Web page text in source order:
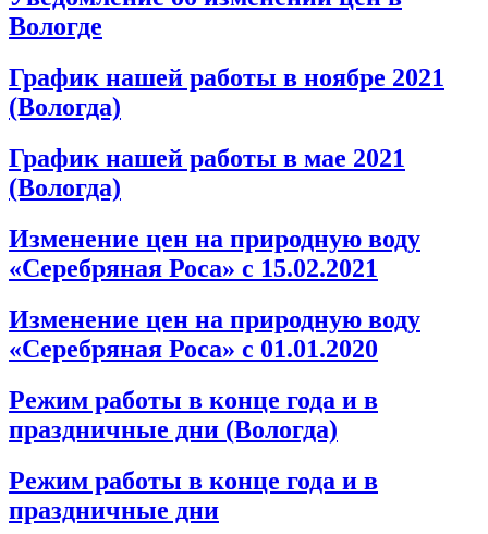
Вологде
График нашей работы в ноябре 2021
(Вологда)
График нашей работы в мае 2021
(Вологда)
Изменение цен на природную воду
«Серебряная Роса» с 15.02.2021
Изменение цен на природную воду
«Серебряная Роса» с 01.01.2020
Режим работы в конце года и в
праздничные дни (Вологда)
Режим работы в конце года и в
праздничные дни